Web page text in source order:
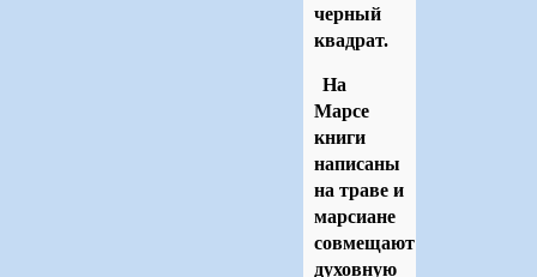
черный
квадрат.
На
Марсе
книги
написаны
на траве и
марсиане
совмещают
духовную